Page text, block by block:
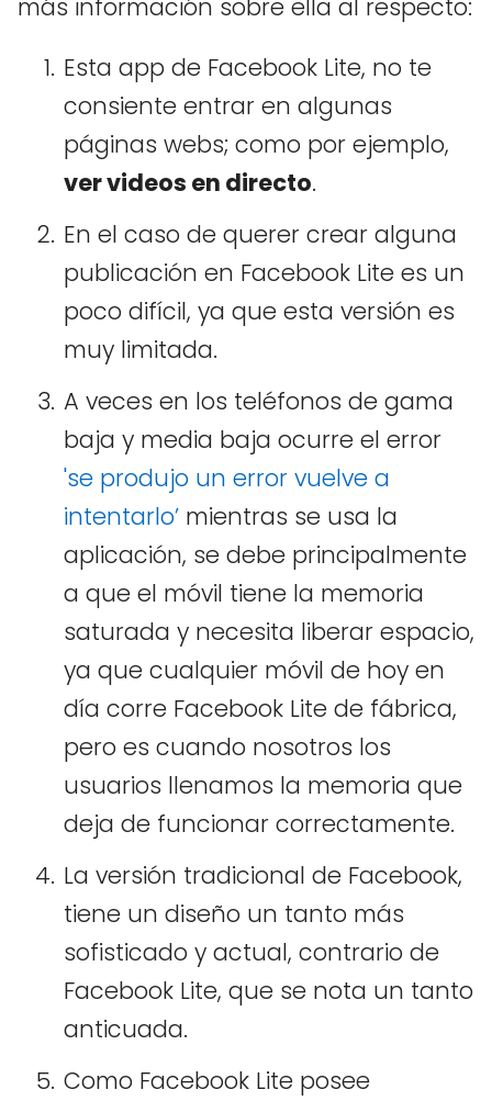
más información sobre ella al respecto:
Esta app de Facebook Lite, no te
consiente entrar en algunas
páginas webs; como por ejemplo,
ver videos en directo.
En el caso de querer crear alguna
publicación en Facebook Lite es un
poco difícil, ya que esta versión es
muy limitada.
A veces en los teléfonos de gama
baja y media baja ocurre el error
'se produjo un error vuelve a
intentarlo’ mientras se usa la
aplicación, se debe principalmente
a que el móvil tiene la memoria
saturada y necesita liberar espacio,
ya que cualquier móvil de hoy en
día corre Facebook Lite de fábrica,
pero es cuando nosotros los
usuarios llenamos la memoria que
deja de funcionar correctamente.
La versión tradicional de Facebook,
tiene un diseño un tanto más
sofisticado y actual, contrario de
Facebook Lite, que se nota un tanto
anticuada.
Como Facebook Lite posee